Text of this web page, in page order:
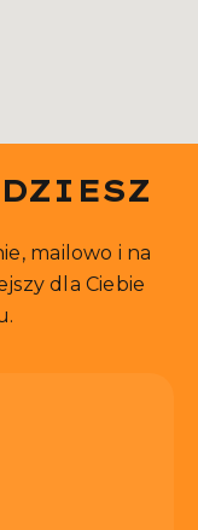
mailowo i na
dla Ciebie